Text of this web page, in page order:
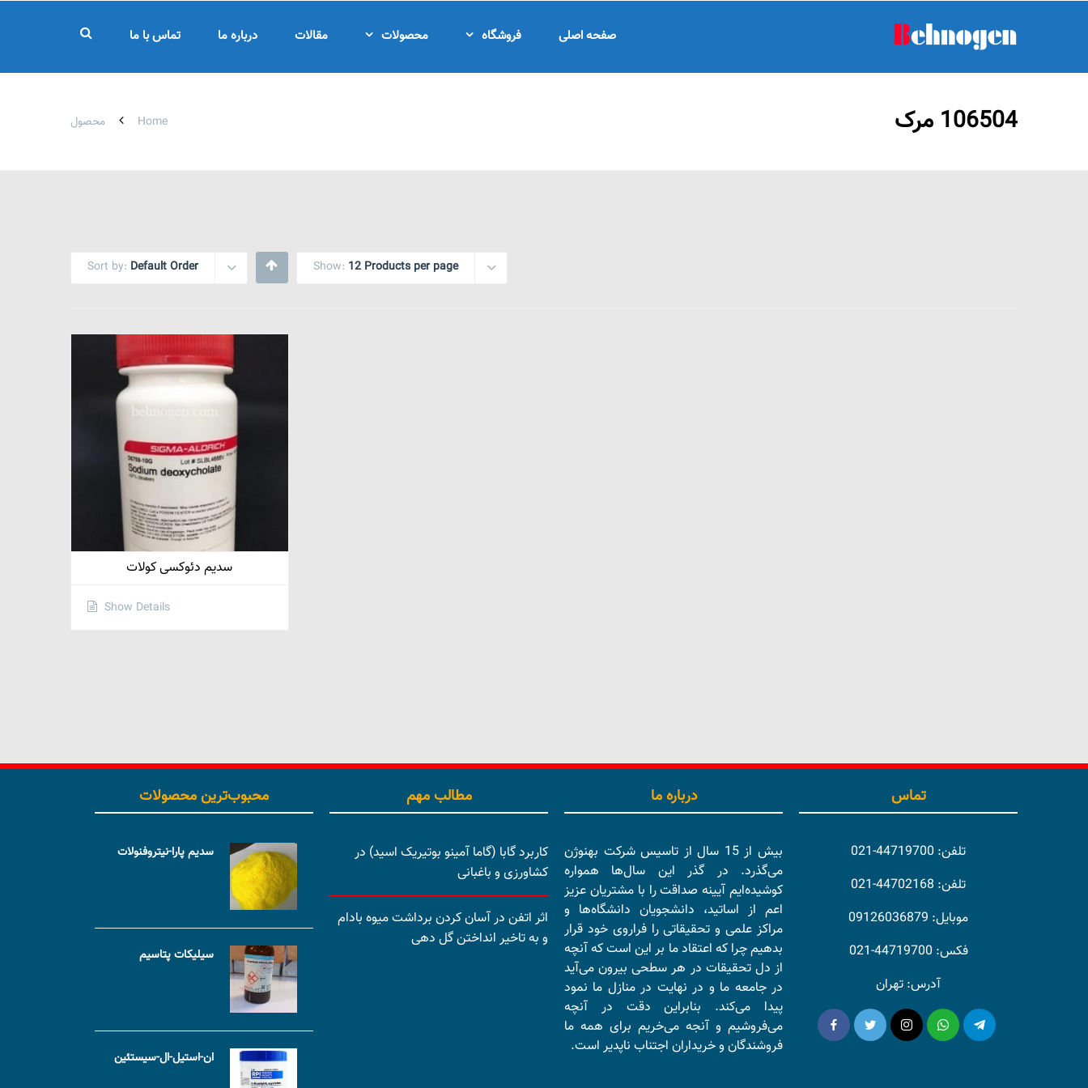
صفحه اصلی فروشگاه محصولات مقالات درباره ما تماس با ما
106504 مرک Home محصول
Sort by: Default Order Show: 12 Products per page
سدیم دئوکسی کولات
Show Details
تماس
تلفن: 44719700-021
تلفن: 44702168-021
موبایل: 09126036879
فکس: 44719700-021
آدرس: تهران
درباره ما
بیش از 15 سال از تاسیس شرکت بهنوژن
می‌گذرد. در گذر این سال‌ها همواره
کوشیده‌ایم آیینه صداقت را با مشتریان عزیز
اعم از اساتید، دانشجویان دانشگاه‌ها و
مراکز علمی و تحقیقاتی را فراروی خود قرار
بدهیم چرا که اعتقاد ما بر این است که آنچه
از دل تحقیقات در هر سطحی بیرون می‌آید
در جامعه ما و در نهایت در منازل ما نمود
پیدا می‌کند. بنابراین دقت در آنچه
می‌فروشیم و آنجه می‌خریم برای همه ما
فروشندگان و خریداران اجتناب ناپدیر است.
مطالب مهم
کاربرد گابا (گاما آمینو بوتیریک اسید) در
کشاورزی و باغبانی
اثر اتفن در آسان کردن برداشت میوه بادام
و به تاخیر انداختن گل دهی
محبوب‌ترین محصولات
سدیم پارا-نیتروفنولات
سیلیکات پتاسیم
ان-استیل-ال-سیستئین